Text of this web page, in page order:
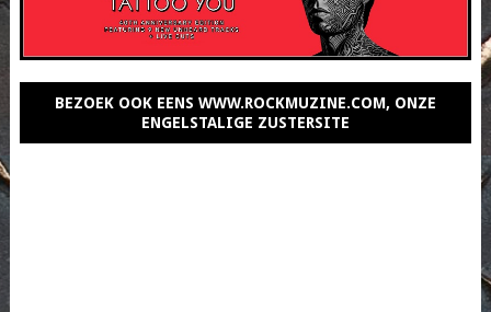
BEZOEK OOK EENS WWW.ROCKMUZINE.COM, ONZE
ENGELSTALIGE ZUSTERSITE